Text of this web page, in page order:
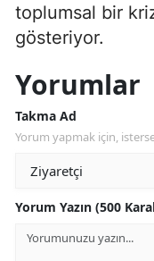
toplumsal bir
gösteriyor.
Yorumlar
Takma Ad
Yorum yapmak için,
Yorum Yazın (500